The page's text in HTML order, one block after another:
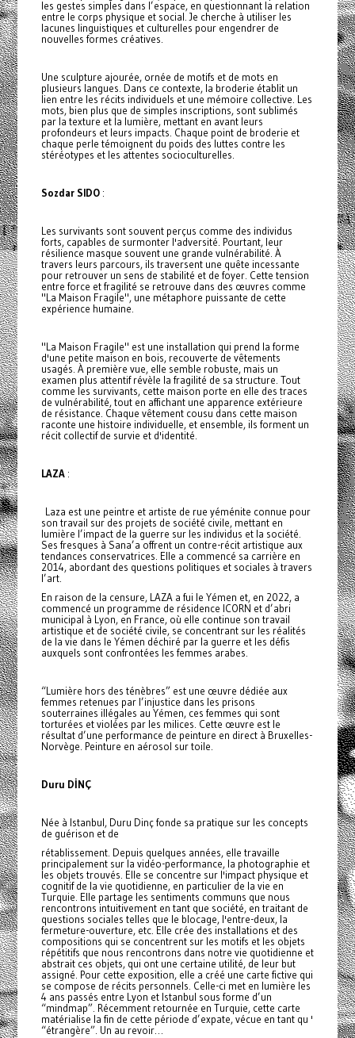
les gestes simples dans l’espace, en questionnant la relation
entre le corps physique et social. Je cherche à utiliser les
lacunes linguistiques et culturelles pour engendrer de
nouvelles formes créatives.
Une sculpture ajourée, ornée de motifs et de mots en
plusieurs langues. Dans ce contexte, la broderie établit un
lien entre les récits individuels et une mémoire collective. Les
mots, bien plus que de simples inscriptions, sont sublimés
par la texture et la lumière, mettant en avant leurs
profondeurs et leurs impacts. Chaque point de broderie et
chaque perle témoignent du poids des luttes contre les
stéréotypes et les attentes socioculturelles.
Sozdar SIDO :
Les survivants sont souvent perçus comme des individus
forts, capables de surmonter l'adversité. Pourtant, leur
résilience masque souvent une grande vulnérabilité. À
travers leurs parcours, ils traversent une quête incessante
pour retrouver un sens de stabilité et de foyer. Cette tension
entre force et fragilité se retrouve dans des œuvres comme
"La Maison Fragile", une métaphore puissante de cette
expérience humaine.
"La Maison Fragile" est une installation qui prend la forme
d'une petite maison en bois, recouverte de vêtements
usagés. À première vue, elle semble robuste, mais un
examen plus attentif révèle la fragilité de sa structure. Tout
comme les survivants, cette maison porte en elle des traces
de vulnérabilité, tout en affichant une apparence extérieure
de résistance. Chaque vêtement cousu dans cette maison
raconte une histoire individuelle, et ensemble, ils forment un
récit collectif de survie et d'identité.
LAZA:
Laza est une peintre et artiste de rue yéménite connue pour
son travail sur des projets de société civile, mettant en
lumière l’impact de la guerre sur les individus et la société.
Ses fresques à Sana’a offrent un contre-récit artistique aux
tendances conservatrices. Elle a commencé sa carrière en
2014, abordant des questions politiques et sociales à travers
l’art.
En raison de la censure, LAZA a fui le Yémen et, en 2022, a
commencé un programme de résidence ICORN et d’abri
municipal à Lyon, en France, où elle continue son travail
artistique et de société civile, se concentrant sur les réalités
de la vie dans le Yémen déchiré par la guerre et les défis
auxquels sont confrontées les femmes arabes.
“Lumière hors des ténèbres” est une œuvre dédiée aux
femmes retenues par l’injustice dans les prisons
souterraines illégales au Yémen, ces femmes qui sont
torturées et violées par les milices. Cette œuvre est le
résultat d’une performance de peinture en direct à Bruxelles-
Norvège. Peinture en aérosol sur toile.
Duru DİNÇ
Née à Istanbul, Duru Dinç fonde sa pratique sur les concepts
de guérison et de
rétablissement. Depuis quelques années, elle travaille
principalement sur la vidéo-performance, la photographie et
les objets trouvés. Elle se concentre sur l'impact physique et
cognitif de la vie quotidienne, en particulier de la vie en
Turquie. Elle partage les sentiments communs que nous
rencontrons intuitivement en tant que société, en traitant de
questions sociales telles que le blocage, l'entre-deux, la
fermeture-ouverture, etc. Elle crée des installations et des
compositions qui se concentrent sur les motifs et les objets
répétitifs que nous rencontrons dans notre vie quotidienne et
abstrait ces objets, qui ont une certaine utilité, de leur but
assigné. Pour cette exposition, elle a créé une carte fictive qui
se compose de récits personnels. Celle-ci met en lumière les
4 ans passés entre Lyon et Istanbul sous forme d’un
“mindmap”. Récemment retournée en Turquie, cette carte
matérialise la fin de cette période d’expate, vécue en tant qu '
“étrangère”. Un au revoir…